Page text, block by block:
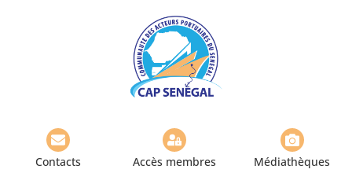
Contacts Accès membres Médiathèques